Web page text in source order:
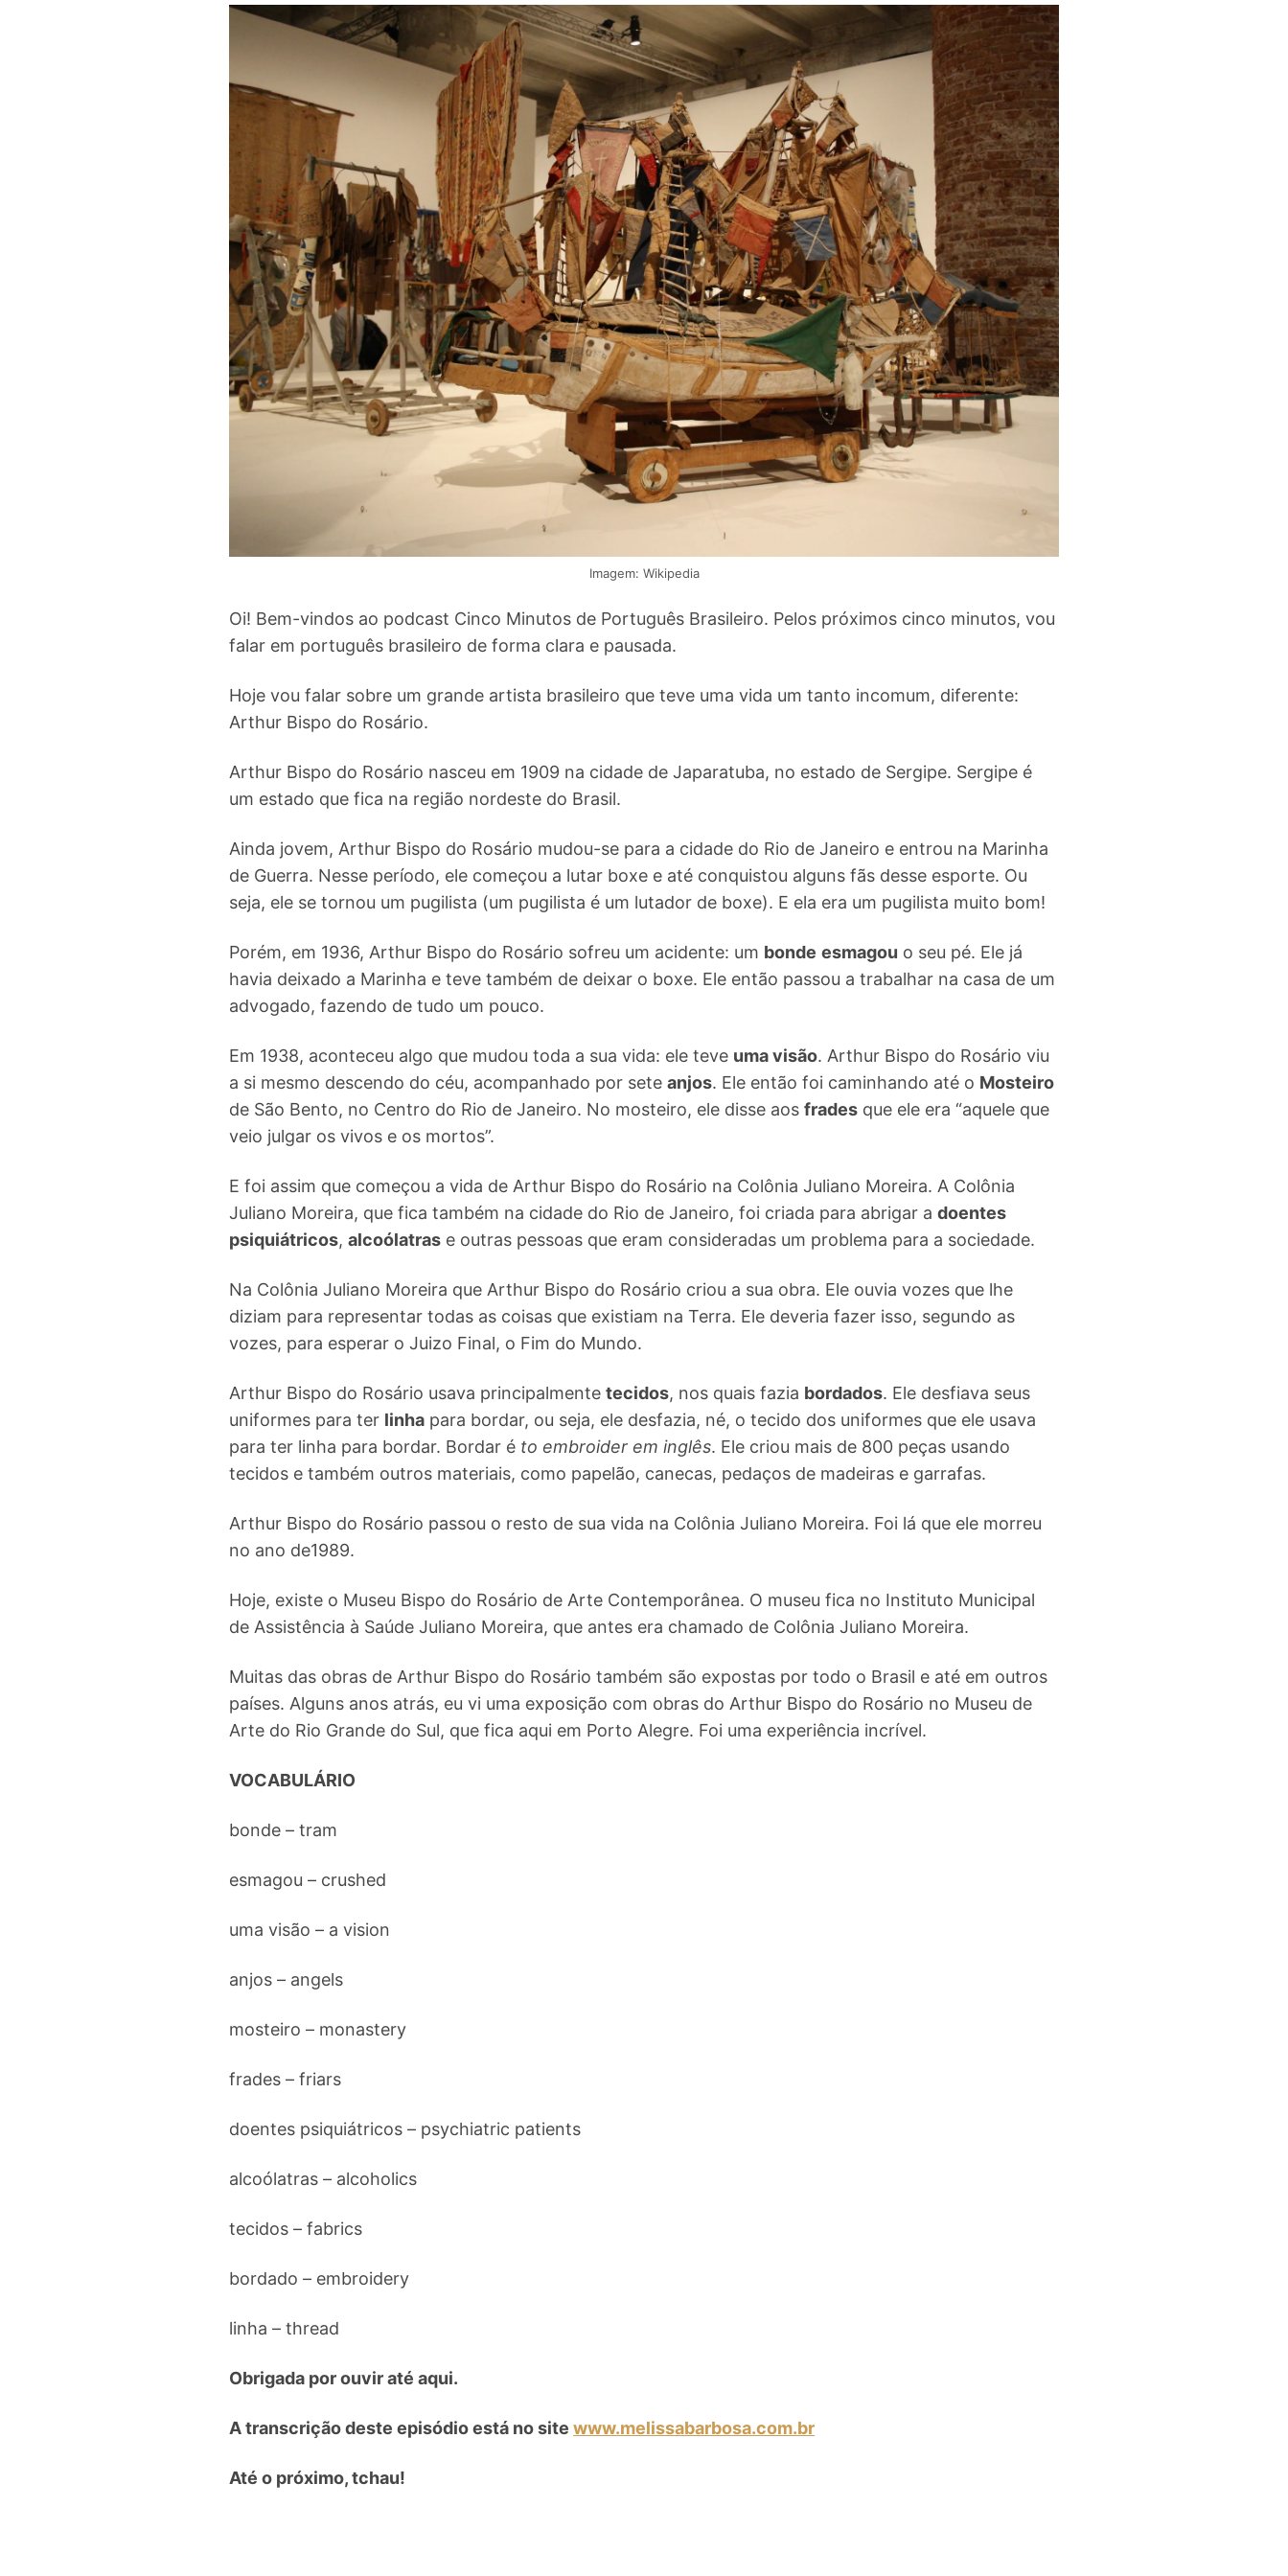
Imagem: Wikipedia
Oi! Bem-vindos ao podcast Cinco Minutos de Português Brasileiro. Pelos próximos cinco minutos, vou
falar em português brasileiro de forma clara e pausada.
Hoje vou falar sobre um grande artista brasileiro que teve uma vida um tanto incomum, diferente:
Arthur Bispo do Rosário.
Arthur Bispo do Rosário nasceu em 1909 na cidade de Japaratuba, no estado de Sergipe. Sergipe é
um estado que fica na região nordeste do Brasil.
Ainda jovem, Arthur Bispo do Rosário mudou-se para a cidade do Rio de Janeiro e entrou na Marinha
de Guerra. Nesse período, ele começou a lutar boxe e até conquistou alguns fãs desse esporte. Ou
seja, ele se tornou um pugilista (um pugilista é um lutador de boxe). E ela era um pugilista muito bom!
Porém, em 1936, Arthur Bispo do Rosário sofreu um acidente: um bonde esmagou o seu pé. Ele já
havia deixado a Marinha e teve também de deixar o boxe. Ele então passou a trabalhar na casa de um
advogado, fazendo de tudo um pouco.
Em 1938, aconteceu algo que mudou toda a sua vida: ele teve uma visão. Arthur Bispo do Rosário viu
a si mesmo descendo do céu, acompanhado por seteanjos. Ele então foi caminhando até o Mosteiro
de São Bento, no Centro do Rio de Janeiro. No mosteiro, ele disse aosfrades que ele era “aquele que
veio julgar os vivos e os mortos”.
E foi assim que começou a vida de Arthur Bispo do Rosário na Colônia Juliano Moreira. A Colônia
Juliano Moreira, que fica também na cidade do Rio de Janeiro, foi criada para abrigar adoentes
psiquiátricos,alcoólatras e outras pessoas que eram consideradas um problema para a sociedade.
Na Colônia Juliano Moreira que Arthur Bispo do Rosário criou a sua obra. Ele ouvia vozes que lhe
diziam para representar todas as coisas que existiam na Terra. Ele deveria fazer isso, segundo as
vozes, para esperar o Juizo Final, o Fim do Mundo.
Arthur Bispo do Rosário usava principalmentetecidos, nos quais fazia bordados. Ele desfiava seus
uniformes para ter linha para bordar, ou seja, ele desfazia, né, o tecido dos uniformes que ele usava
para ter linha para bordar. Bordar é to embroider em inglês. Ele criou mais de 800 peças usando
tecidos e também outros materiais, como papelão, canecas, pedaços de madeiras e garrafas.
Arthur Bispo do Rosário passou o resto de sua vida na Colônia Juliano Moreira. Foi lá que ele morreu
no ano de1989.
Hoje, existe o Museu Bispo do Rosário de Arte Contemporânea. O museu fica no Instituto Municipal
de Assistência à Saúde Juliano Moreira, que antes era chamado de Colônia Juliano Moreira.
Muitas das obras de Arthur Bispo do Rosário também são expostas por todo o Brasil e até em outros
países. Alguns anos atrás, eu vi uma exposição com obras do Arthur Bispo do Rosário no Museu de
Arte do Rio Grande do Sul, que fica aqui em Porto Alegre. Foi uma experiência incrível.
VOCABULÁRIO
bonde – tram
esmagou – crushed
uma visão – a vision
anjos – angels
mosteiro – monastery
frades – friars
doentes psiquiátricos – psychiatric patients
alcoólatras – alcoholics
tecidos – fabrics
bordado – embroidery
linha – thread
Obrigada por ouvir até aqui.
A transcrição deste episódio está no sitewww.melissabarbosa.com.br
Até o próximo, tchau!